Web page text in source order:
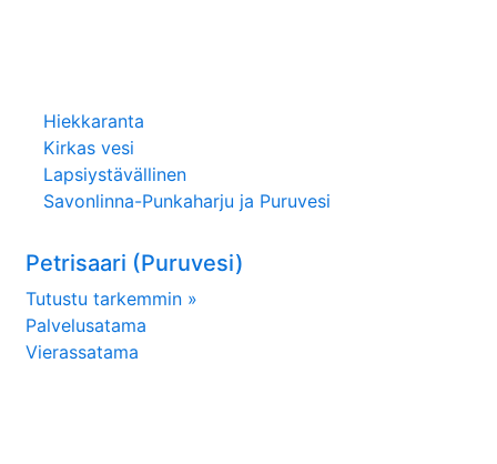
Hiekkaranta
Kirkas vesi
Lapsiystävällinen
Savonlinna-Punkaharju ja Puruvesi
Petrisaari (Puruvesi)
Tutustu tarkemmin »
Palvelusatama
Vierassatama